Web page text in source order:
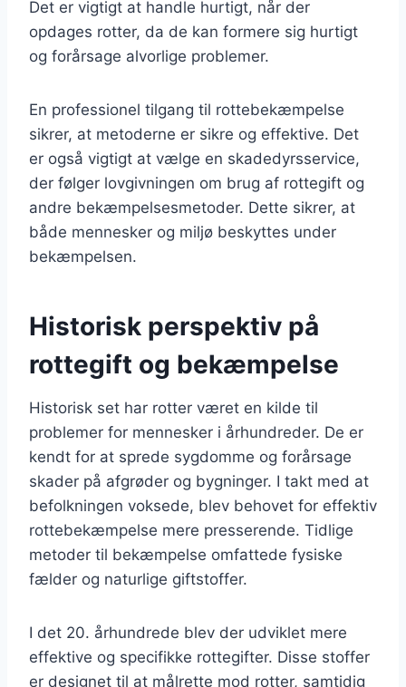
Det er vigtigt at handle hurtigt, når der
opdages rotter, da de kan formere sig hurtigt
og forårsage alvorlige problemer.
En professionel tilgang til rottebekæmpelse
sikrer, at metoderne er sikre og effektive. Det
er også vigtigt at vælge en skadedyrsservice,
der følger lovgivningen om brug af rottegift og
andre bekæmpelsesmetoder. Dette sikrer, at
både mennesker og miljø beskyttes under
bekæmpelsen.
Historisk perspektiv på
rottegift og bekæmpelse
Historisk set har rotter været en kilde til
problemer for mennesker i århundreder. De er
kendt for at sprede sygdomme og forårsage
skader på afgrøder og bygninger. I takt med at
befolkningen voksede, blev behovet for effektiv
rottebekæmpelse mere presserende. Tidlige
metoder til bekæmpelse omfattede fysiske
fælder og naturlige giftstoffer.
I det 20. århundrede blev der udviklet mere
effektive og specifikke rottegifter. Disse stoffer
er designet til at målrette mod rotter, samtidig